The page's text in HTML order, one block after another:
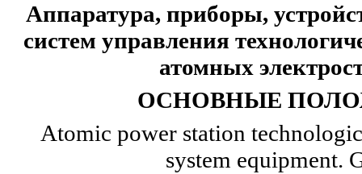
Аппаратура, приборы,
систем управления
атомных
ОСНОВНЫЕ
Atomic power station
system equipment.